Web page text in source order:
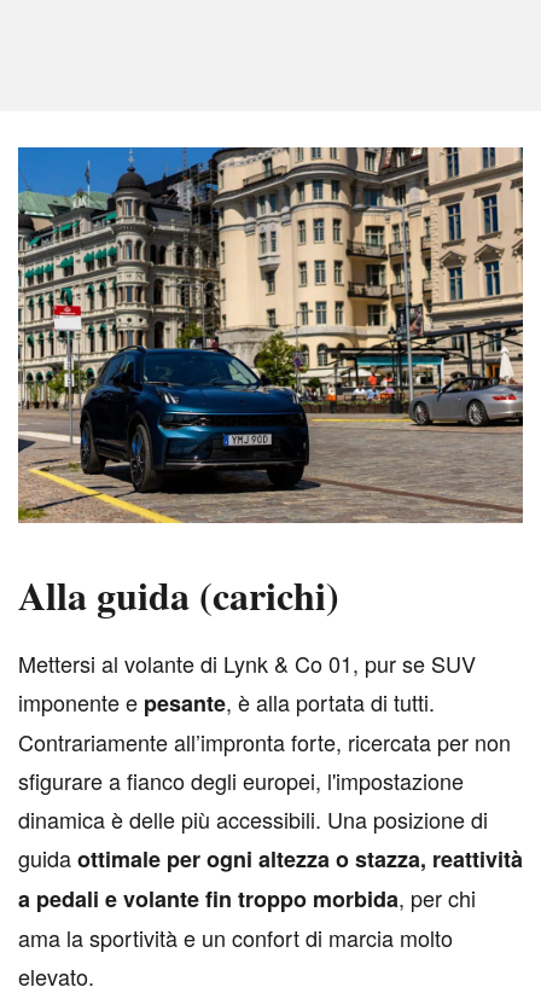
Alla guida (carichi)
Mettersi al volante di Lynk & Co 01, pur se SUV
imponente e pesante, è alla portata di tutti.
Contrariamente all’impronta forte, ricercata per non
sfigurare a fianco degli europei, l'impostazione
dinamica è delle più accessibili. Una posizione di
guidaottimale per ogni altezza o stazza, reattività
a pedali e volante fin troppo morbida, per chi
ama la sportività e un confort di marcia molto
elevato.